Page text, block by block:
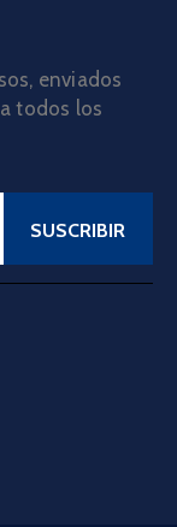
enviados
todos los